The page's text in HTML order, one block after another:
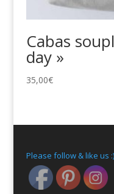
Cabas
day »
35,00€
Please follow & like us :)